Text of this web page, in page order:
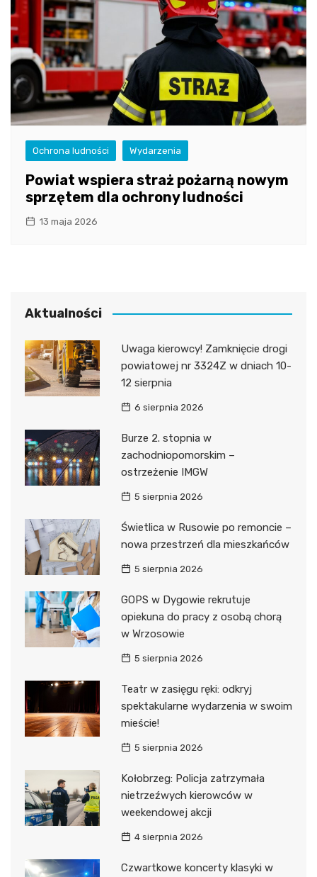
Ochrona ludności Wydarzenia
Powiat wspiera straż pożarną nowym
sprzętem dla ochrony ludności
13 maja 2026
Aktualności
Uwaga kierowcy! Zamknięcie drogi
powiatowej nr 3324Z w dniach 10-
12 sierpnia
6 sierpnia 2026
Burze 2. stopnia w
zachodniopomorskim –
ostrzeżenie IMGW
5 sierpnia 2026
Świetlica w Rusowie po remoncie –
nowa przestrzeń dla mieszkańców
5 sierpnia 2026
GOPS w Dygowie rekrutuje
opiekuna do pracy z osobą chorą
w Wrzosowie
5 sierpnia 2026
Teatr w zasięgu ręki: odkryj
spektakularne wydarzenia w swoim
mieście!
5 sierpnia 2026
Kołobrzeg: Policja zatrzymała
nietrzeźwych kierowców w
weekendowej akcji
4 sierpnia 2026
Czwartkowe koncerty klasyki w